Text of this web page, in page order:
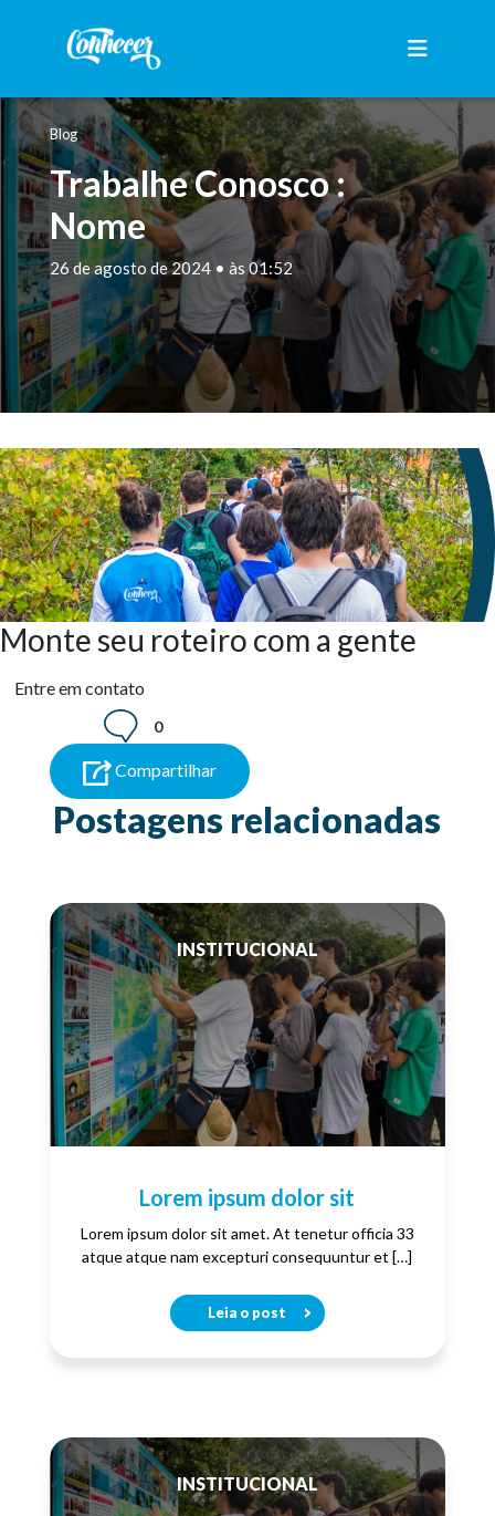
Blog
Trabalhe Conosco :
Nome
26 de agosto de 2024 • às 01:52
Monte seu roteiro com a gente
Entre em contato
0
Compartilhar
Postagens relacionadas
INSTITUCIONAL
Lorem ipsum dolor sit
Lorem ipsum dolor sit amet. At tenetur officia 33
atque atque nam excepturi consequuntur et […]
Leia o post
INSTITUCIONAL